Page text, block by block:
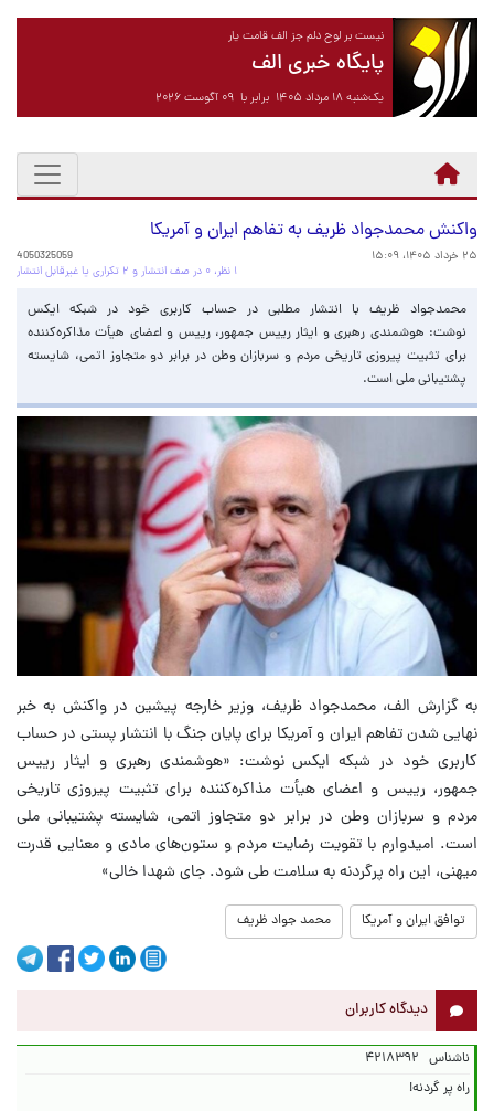
نیست بر لوح دلم جز الف قامت یار
پایگاه خبری الف
یک‌شنبه ۱۸ مرداد ۱۴۰۵ برابر با ۰۹ آگوست ۲۰۲۶
واکنش محمدجواد ظریف به تفاهم ایران و آمریکا
۲۵ خرداد ۱۴۰۵، ۱۵:۰۹
4050325059
۱ نظر، ۰ در صف انتشار و ۲ تکراری یا غیرقابل انتشار
محمدجواد ظریف با انتشار مطلبی در حساب کاربری خود در شبکه ایکس
نوشت: هوشمندی رهبری و ایثار رییس جمهور، رییس و اعضای هیأت مذاکره‌کننده
برای تثبیت پیروزی تاریخی مردم و سربازان وطن در برابر دو متجاوز اتمی، شایسته
پشتیبانی ملی است.
به گزارش الف، محمدجواد ظریف، وزیر خارجه پیشین در واکنش به خبر
نهایی شدن تفاهم ایران و آمریکا برای پایان جنگ با انتشار پستی در حساب
کاربری خود در شبکه ایکس نوشت: «هوشمندی رهبری و ایثار رییس
جمهور، رییس و اعضای هیأت مذاکره‌کننده برای تثبیت پیروزی تاریخی
مردم و سربازان وطن در برابر دو متجاوز اتمی، شایسته پشتیبانی ملی
است. امیدوارم با تقویت رضایت مردم و ستون‌های مادی و معنایی قدرت
میهنی، این راه پرگردنه به سلامت طی شود. جای شهدا خالی»
توافق ایران و آمریکا محمد جواد ظریف
دیدگاه کاربران
ناشناس ۴۲۱۸۳۹۲
راه پر گردنه!